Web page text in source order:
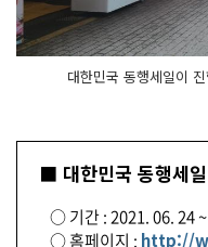
대한민국 동행세일이
■ 대한민국 동행세일
○ 기간 : 2021. 06. 24
○ 홈페이지 : http://